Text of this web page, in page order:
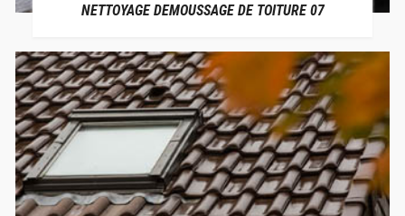
NETTOYAGE DEMOUSSAGE DE TOITURE 07